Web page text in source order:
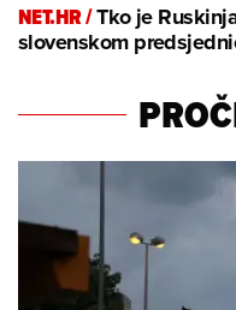
NET.HR /Tko je
slovenskom